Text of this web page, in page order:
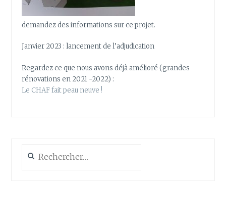
demandez des informations sur ce projet.
Janvier 2023 : lancement de l’adjudication
Regardez ce que nous avons déjà amélioré (grandes
rénovations en 2021 -2022) :
Le CHAF fait peau neuve !